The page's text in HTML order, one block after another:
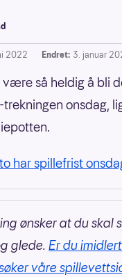
2022 Endret: 3. januar
være så heldig å bli
onsdag,
har spillefrist
ønsker at du skal
glede. Er du
våre